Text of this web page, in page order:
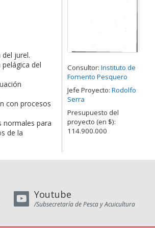
jurel.
del
con procesos
normales para
de la
Consultor: Instituto de
Fomento Pesquero
Jefe Proyecto: Rodolfo
Serra
Presupuesto del
proyecto (en $):
114.900.000
Youtube
/Subsecretaría de Pesca y Acuicultura